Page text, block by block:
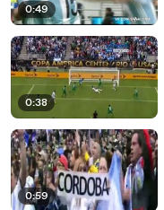
0:49
0:38
0:59